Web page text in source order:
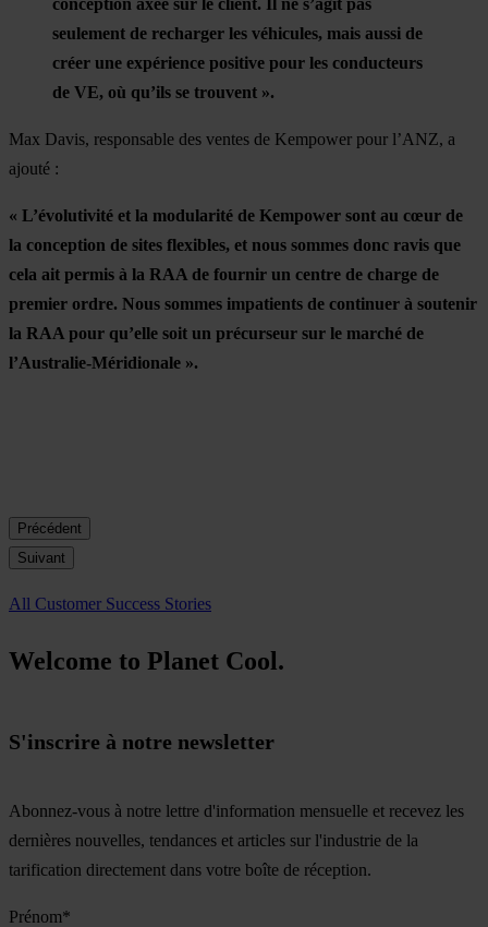
seulement de recharger les véhicules, mais aussi de
créer une expérience positive pour les conducteurs
de VE, où qu’ils se trouvent ».
Max Davis, responsable des ventes de Kempower pour l’ANZ, a
ajouté :
« L’évolutivité et la modularité de Kempower sont au cœur de
la conception de sites flexibles, et nous sommes donc ravis que
cela ait permis à la RAA de fournir un centre de charge de
premier ordre. Nous sommes impatients de continuer à soutenir
la RAA pour qu’elle soit un précurseur sur le marché de
l’Australie-Méridionale ».
Précédent
Suivant
All Customer Success Stories
Welcome to Planet Cool.
S'inscrire à notre newsletter
Abonnez-vous à notre lettre d'information mensuelle et recevez les
dernières nouvelles, tendances et articles sur l'industrie de la
tarification directement dans votre boîte de réception.
Prénom*